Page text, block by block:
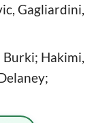
Gagliardini,
Burki; Hakimi,